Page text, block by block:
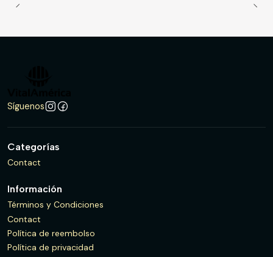
Síguenos
Categorías
Contact
Información
Términos y Condiciones
Contact
Política de reembolso
Política de privacidad